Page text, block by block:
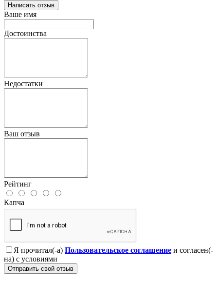
Написать отзыв
Ваше имя
Достоинства
Недостатки
Ваш отзыв
Рейтинг
Капча
Я прочитал(-а) Пользовательское соглашение и согласен(-
на) с условиями
Отправить свой отзыв